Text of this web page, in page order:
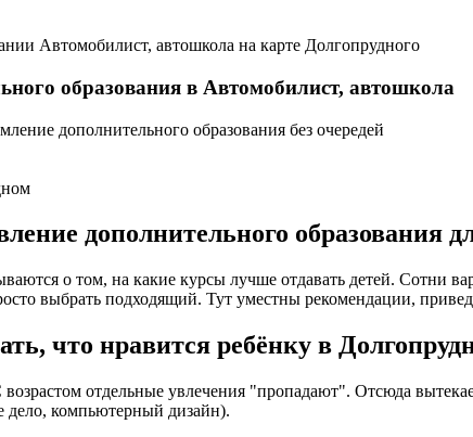
Автомобилист, автошкола на карте Долгопрудного
образования в Автомобилист, автошкола
дополнительного образования без очередей
дополнительного образования
о том, на какие курсы лучше отдавать детей. Сотни
выбрать подходящий. Тут уместны рекомендации,
что нравится ребёнку в
отдельные увлечения "пропадают". Отсюда
дело, компьютерный дизайн).